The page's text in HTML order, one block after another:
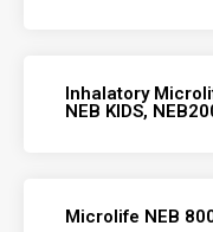
Inhalatory
NEB KIDS,
Microlife NEB